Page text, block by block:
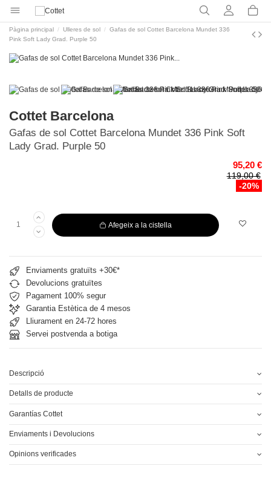
Pàgina principal Ulleres de sol
Gafas de sol Cottet Barcelona Mundet 336
Pink Soft Lady Grad. Purple 50
Cottet Barcelona
Gafas de sol Cottet Barcelona Mundet 336 Pink Soft
Lady Grad. Purple 50
95,20 €
119,00 €
-20%
Afegeix a la cistella
Enviaments gratuïts +30€*
Devolucions gratuïtes
Pagament 100% segur
Garantia Estètica de 4 mesos
Lliurament en 24-72 hores
Servei postvenda a botiga
Descripció
Detalls de producte
Garantías Cottet
Enviaments i Devolucions
Opinions verificades